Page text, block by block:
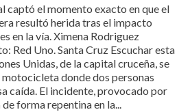
captó el momento exacto en que el
resultó herida tras el impacto
en la vía. Ximena Rodriguez
Red Uno. Santa Cruz Escuchar esta
Unidas, de la capital cruceña, se
donde dos personas
caída. El incidente, provocado por
forma repentina en la...